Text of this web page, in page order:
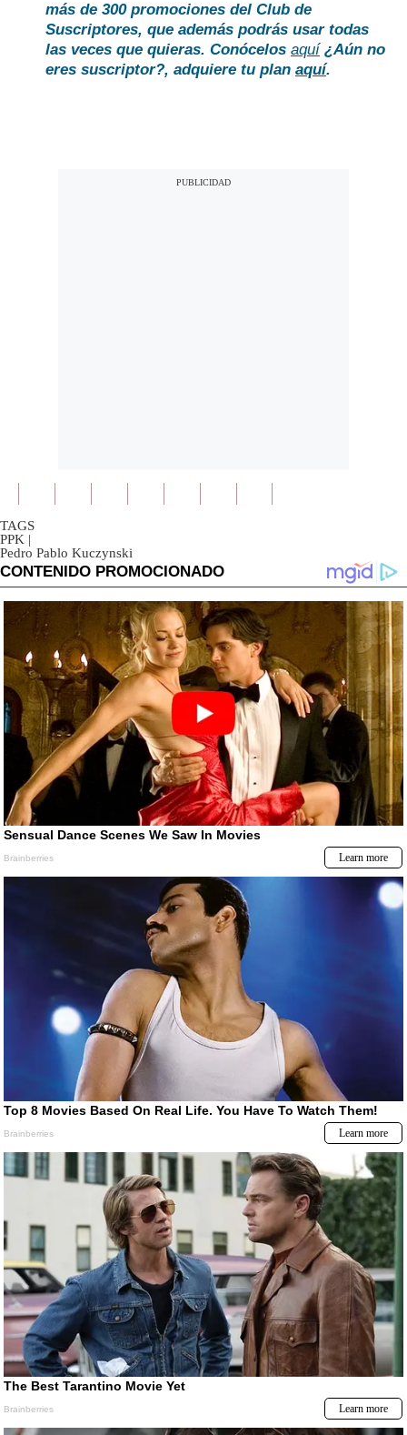
más de 300 promociones del Club de
Suscriptores, que además podrás usar todas
las veces que quieras. Conócelos aquí ¿Aún no
eres suscriptor?, adquiere tu plan aquí.
TAGS
PPK |
Pedro Pablo Kuczynski